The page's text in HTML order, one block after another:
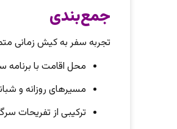
جمع‌بندی
تجربه سفر به کیش زمانی
محل اقامت با
مسیرهای روزانه و
ترکیبی از تفریحات